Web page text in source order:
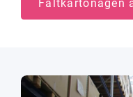
Faltkartonagen